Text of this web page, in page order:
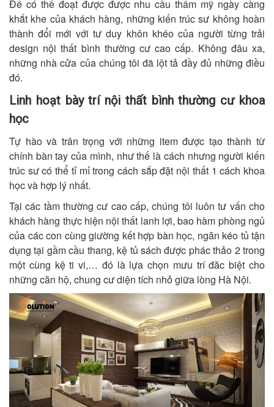
Để có thể đoạt được được nhu cầu thẩm mỹ ngày càng
khắt khe của khách hàng, những kiến trúc sư không hoàn
thành đổi mới với tư duy khôn khéo của người từng trải
design nội thất bình thường cư cao cấp. Không đâu xa,
những nhà cửa của chúng tôi đã lột tả đầy đủ những điều
đó.
Linh hoạt bày trí nội thất bình thường cư khoa
học
Tự hào và trân trọng với những item được tạo thành từ
chính bàn tay của mình, như thế là cách nhưng người kiến
trúc sư có thể tỉ mỉ trong cách sắp đặt nội thất 1 cách khoa
học và hợp lý nhất.
Tại các tầm thường cư cao cấp, chúng tôi luôn tư vấn cho
khách hàng thực hiện nội thất lanh lợi, bao hàm phòng ngủ
của các con cùng giường kết hợp bàn học, ngăn kéo tủ tận
dụng tại gầm cầu thang, kệ tủ sách được phác thảo 2 trong
một cùng kệ ti vi,… đó là lựa chọn mưu trí đăc biệt cho
những căn hộ, chung cư diện tích nhỏ giữa lòng Hà Nội.